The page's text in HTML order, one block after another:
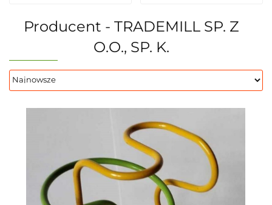
Producent - TRADEMILL SP. Z
O.O., SP. K.